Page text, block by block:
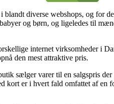
diverse webshops, og for
og børn, og ligeledes til
internet virksomheder i
den mest attraktive pris.
sælger varer til en salgspris
kort er i hvert fald omfattet af